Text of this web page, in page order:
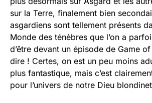
sur la Terre, finalement bien
asgardiens sont tellement présents
Monde des ténèbres que l’on a
d’être devant un épisode de Game of
dire ! Certes, on est un peu moins
plus fantastique, mais c’est
pour l’univers de notre Dieu